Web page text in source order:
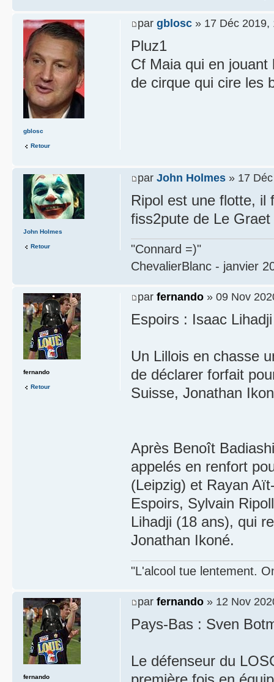
par gblosc » 17 Déc 2019,
Pluz1
Cf Maia qui en
de cirque qui cire les
gblosc
Retour
par John Holmes » 17
Ripol est une flotte, il
fiss2pute de Le Graet
"Connard =)"
ChevalierBlanc - janvier
John Holmes
Retour
par fernando » 09 Nov
Espoirs : Isaac
Un Lillois en chasse
de déclarer forfait
Suisse, Jonathan
Après Benoît
appelés en renfort
(Leipzig) et Rayan
Espoirs, Sylvain
Lihadji (18 ans), qui
Jonathan Ikoné.
"L'alcool tue lentement.
fernando
Retour
par fernando » 12 Nov
Pays-Bas : Sven
Le défenseur du
fernando